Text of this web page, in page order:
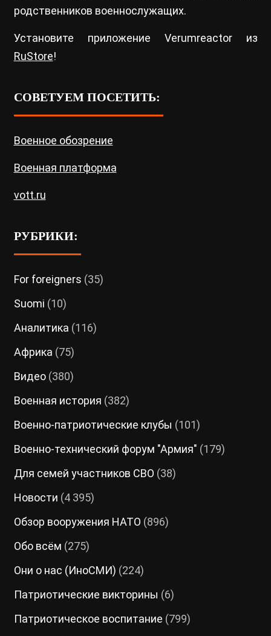
родственников военнослужащих.
Установите приложение Verumreactor из
RuStore!
СОВЕТУЕМ ПОСЕТИТЬ:
Военное обозрение
Военная платформа
vott.ru
РУБРИКИ:
For foreigners (35)
Suomi (10)
Аналитика (116)
Африка (75)
Видео(380)
Военная история (382)
Военно-патриотические клубы (101)
Военно-технический форум "Армия" (179)
Для семей участников СВО (38)
Новости (4 395)
Обзор вооружения НАТО (896)
Обо всём (275)
Они о нас (ИноСМИ) (224)
Патриотические викторины (6)
Патриотическое воспитание (799)